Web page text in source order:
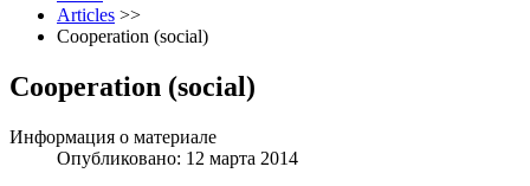
Articles >>
Cooperation (social)
Cooperation (social)
Информация о материале
Опубликовано: 12 марта 2014